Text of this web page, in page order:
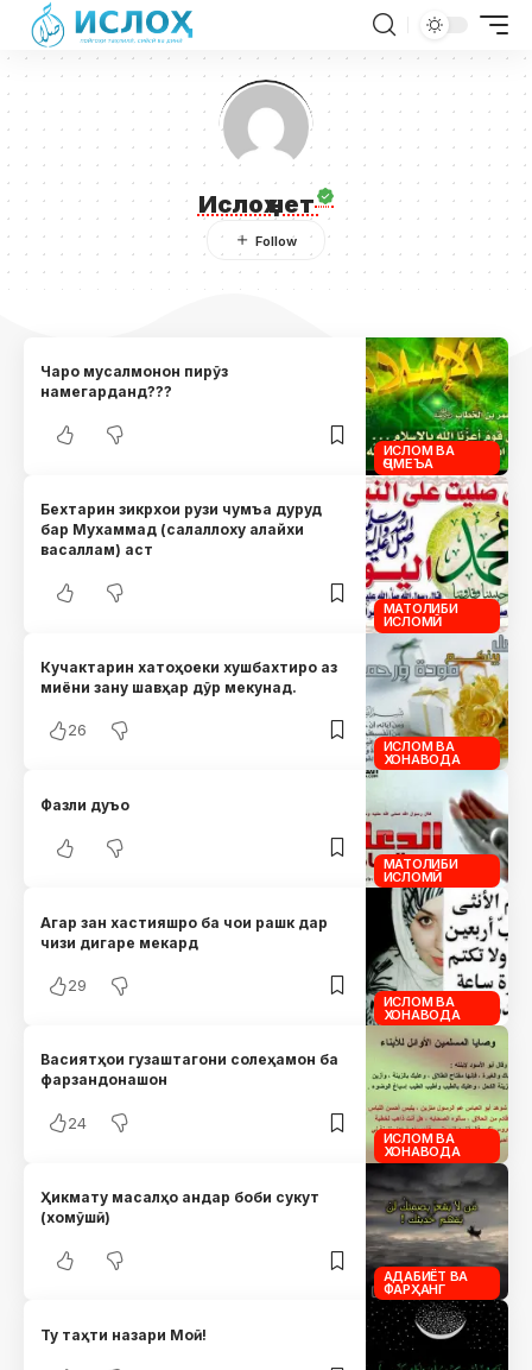
Ислоҳ нет
ИСЛОМ ВА
ҶОМЕЪА
Чаро мусалмонон пирӯз
намегарданд???
МАТОЛИБИ
ИСЛОМӢ
Бехтарин зикрхои рузи чумъа дуруд
бар Мухаммад (салаллоху алайхи
васаллам) аст
ИСЛОМ ВА
ХОНАВОДА
Кучактарин хатоҳоеки хушбахтиро аз
миёни зану шавҳар дӯр мекунад.
26
МАТОЛИБИ
ИСЛОМӢ
Фазли дуъо
ИСЛОМ ВА
ХОНАВОДА
Агар зан хастияшро ба чои рашк дар
чизи дигаре мекард
29
ИСЛОМ ВА
ХОНАВОДА
Васиятҳои гузаштагони солеҳамон ба
фарзандонашон
24
АДАБИЁТ ВА
ФАРҲАНГ
Ҳикмату масалҳо андар боби сукут
(хомӯшӣ)
Ту таҳти назари Моӣ!